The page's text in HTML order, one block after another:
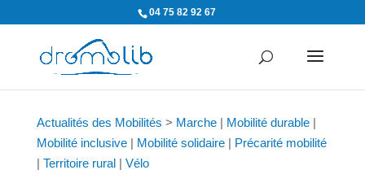
04 75 82 92 67
Actualités des Mobilités > Marche| Mobilité durable|
Mobilité inclusive| Mobilité solidaire| Précarité mobilité
| Territoire rural| Vélo